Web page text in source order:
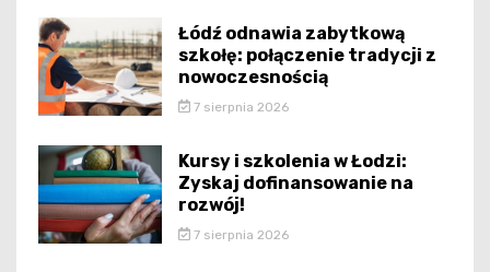
Łódź odnawia zabytkową
szkołę: połączenie tradycji z
nowoczesnością
7 sierpnia 2026
Kursy i szkolenia w Łodzi:
Zyskaj dofinansowanie na
rozwój!
7 sierpnia 2026